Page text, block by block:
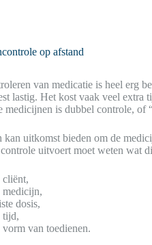
op afstand
van medicatie is heel erg
lastig. Het kost vaak veel
medicijnen is dubbel controle, of
kan uitkomst bieden om de
uitvoert moet weten wat
cliënt,
medicijn,
dosis,
tijd,
vorm van toedienen.